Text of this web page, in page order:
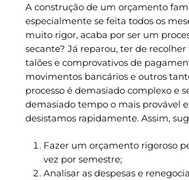
A construção de um orçamento
especialmente se feita todos os
muito rigor, acaba por ser um
secante? Já reparou, ter de recolher
talões e comprovativos de
movimentos bancários e outros
processo é demasiado complexo e
demasiado tempo o mais provável
desistamos rapidamente. Assim,
Fazer um orçamento rigoroso
vez por semestre;
Analisar as despesas e